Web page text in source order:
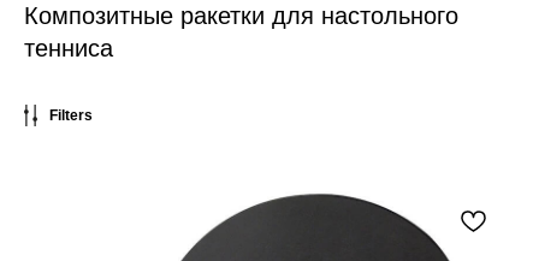
Композитные ракетки для настольного
тенниса
Filters